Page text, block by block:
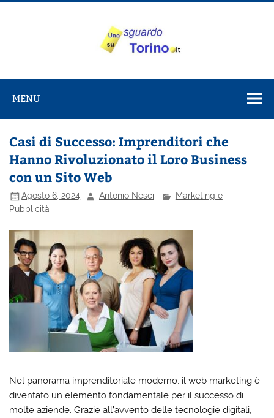
Salta
su Torino
MENU
Casi di Successo: Imprenditori che
Hanno Rivoluzionato il Loro Business
con un Sito Web
Agosto 6, 2024 Antonio Nesci
Marketing e
Pubblicità
Nel panorama imprenditoriale moderno, il web marketing è
diventato un elemento fondamentale per il successo di
molte aziende. Grazie all’avvento delle tecnologie digitali,